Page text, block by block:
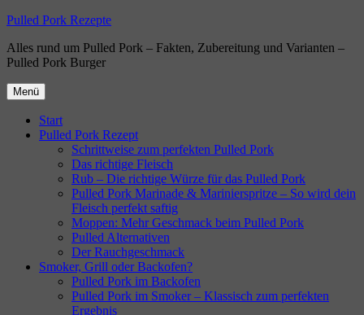
Zum
springen
Pulled Pork Rezepte
Alles rund um Pulled Pork – Fakten, Zubereitung und Varianten –
Pulled Pork Burger
Menü
Start
Pulled Pork Rezept
Schrittweise zum perfekten Pulled Pork
Das richtige Fleisch
Rub – Die richtige Würze für das Pulled Pork
Pulled Pork Marinade & Marinierspritze – So wird dein
Fleisch perfekt saftig
Moppen: Mehr Geschmack beim Pulled Pork
Pulled Alternativen
Der Rauchgeschmack
Smoker, Grill oder Backofen?
Pulled Pork im Backofen
Pulled Pork im Smoker – Klassisch zum perfekten
Ergebnis